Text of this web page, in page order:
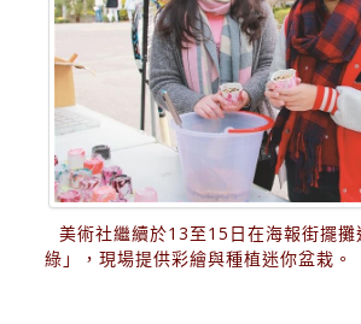
美術社繼續於13至15日在海報街擺攤
綠」，現場提供彩繪與種植迷你盆栽。